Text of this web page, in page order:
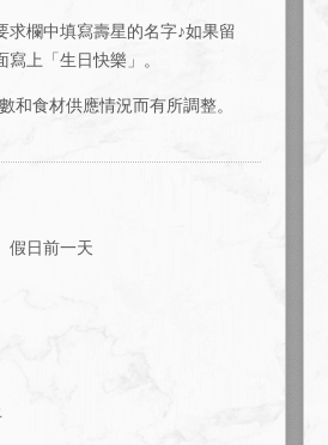
欄中填寫壽星的名字♪如果留
上「生日快樂」。
和食材供應情況而有所調整。
假日前一天
cafe エースカフェ 三条河原町
町５２１エンパイアビル１０階